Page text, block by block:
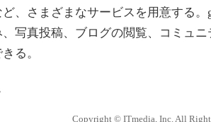
、さまざまなサービスを用意する。
写真投稿、ブログの閲覧、コミュニ
る。
Copyright © ITmedia, Inc. All